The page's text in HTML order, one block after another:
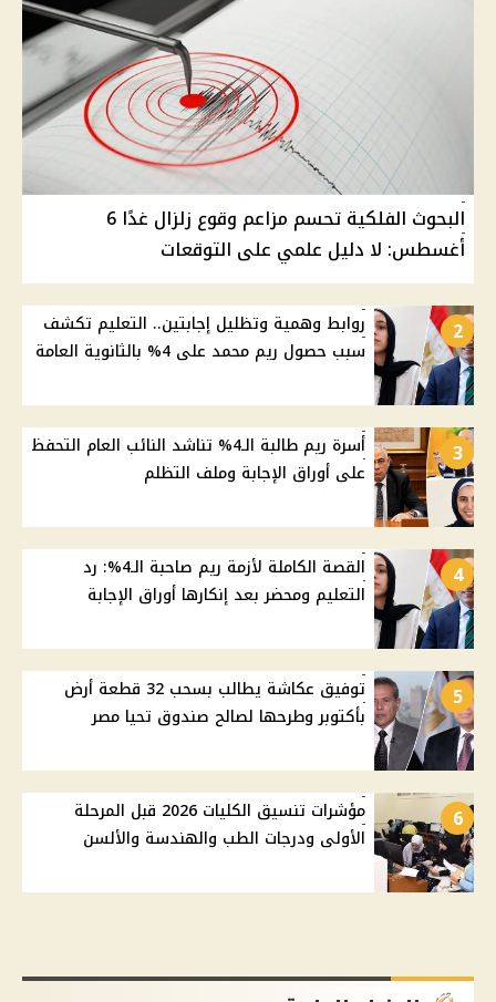
البحوث الفلكية تحسم مزاعم وقوع زلزال غدًا 6
أغسطس: لا دليل علمي على التوقعات
2
روابط وهمية وتظليل إجابتين.. التعليم تكشف
سبب حصول ريم محمد على 4% بالثانوية العامة
3
أسرة ريم طالبة الـ4% تناشد النائب العام التحفظ
على أوراق الإجابة وملف التظلم
4
القصة الكاملة لأزمة ريم صاحبة الـ4%: رد
التعليم ومحضر بعد إنكارها أوراق الإجابة
5
توفيق عكاشة يطالب بسحب 32 قطعة أرض
بأكتوبر وطرحها لصالح صندوق تحيا مصر
6
مؤشرات تنسيق الكليات 2026 قبل المرحلة
الأولى ودرجات الطب والهندسة والألسن